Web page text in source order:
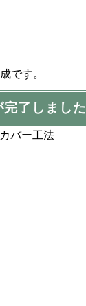
です。
完了しました